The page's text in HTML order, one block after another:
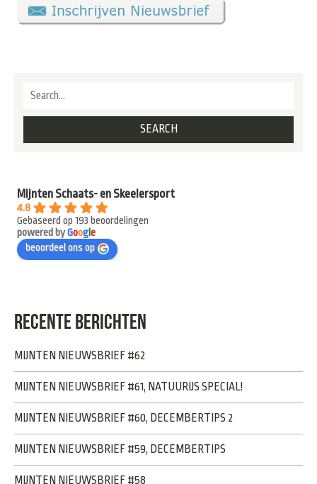
Mijnten Schaats- en Skeelersport
4.8
Gebaseerd op 193 beoordelingen
powered byGoogle
beoordeel ons op
RECENTE BERICHTEN
MIJNTEN NIEUWSBRIEF #62
MIJNTEN NIEUWSBRIEF #61, NATUURIJS SPECIAL!
MIJNTEN NIEUWSBRIEF #60, DECEMBERTIPS 2
MIJNTEN NIEUWSBRIEF #59, DECEMBERTIPS
MIJNTEN NIEUWSBRIEF #58